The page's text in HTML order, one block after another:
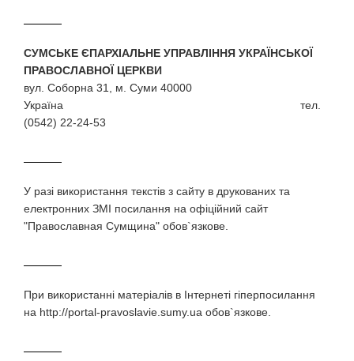
СУМСЬКЕ ЄПАРХІАЛЬНЕ УПРАВЛІННЯ УКРАЇНСЬКОЇ
ПРАВОСЛАВНОЇ ЦЕРКВИ
вул. Соборна 31, м. Суми 40000
Україна тел.
(0542) 22-24-53
У разi використання текстiв з сайту в друкованих та
електронних ЗМI посилання на офіційний сайт
"Православная Сумщина" обов`язкове.
При використаннi матерiалiв в Iнтернетi гiперпосилання
на http://portal-pravoslavie.sumy.ua обов`язкове.